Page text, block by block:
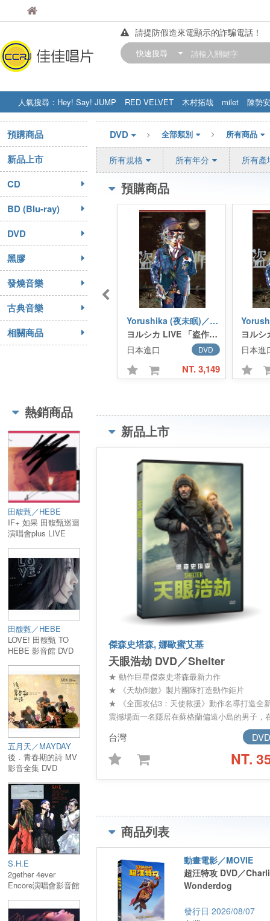
佳佳唱片
請提防假造來電顯示的詐騙電話！
【中華門市營業時間調整公告】
快速搜尋
人氣搜尋： Hey! Say! JUMP RED VELVET 木村拓哉 milet
陳勢安
STRAY KIDS
盧廣仲 周杰伦
預購商品
新品上市
CD
BD (Blu-ray)
DVD
黑膠
發燒音樂
古典音樂
相關商品
熱銷商品
田馥甄／HEBE
IF+ 如果 田馥甄巡迴
演唱會plus LIVE
田馥甄／HEBE
LOVE! 田馥甄 TO
HEBE 影音館 DVD
五月天／MAYDAY
後．青春期的詩 MV
影音全集 DVD
S.H.E
2gether 4ever
Encore演唱會影音館
DVD 全部類別 所有商品
所有規格 所有年分 所有產
預購商品
Yorushika (夜未眠)／ヨルシカ
ヨルシカ LIVE 「盗作」【初回限定盤】(3DVD)
DVD
日本進口
NT. 3,149
日本進
新品上市
傑森史塔森, 娜歐蜜艾基
天眼浩劫 DVD／Shelter
★ 動作巨星傑森史塔森最新力作
★ 《天劫倒數》製片團隊打造動作鉅片
★ 《全面攻佔3：天使救援》動作名導打造全
震撼場面一名隱居在蘇格蘭偏遠小島的男子，
拯救一名落海的女子之後，引發了一連串危險
事件，最終導致他的住處遭到襲擊，並迫使他
對自己的過往。
導演：《全面攻佔3：天使救援》雷克羅曼沃
《重裝制裁》傑森史塔森 Jason Statham
《米奇17號》娜歐蜜艾基 Naomi Ackie
《1917》丹尼爾梅斯 Daniel Mays
《真愛每一天》比爾奈伊 Bill Nighy
發音：英語
字幕：繁體中文
螢幕：16:9
DVD
台灣
NT.
商品列表
動畫電影／MOVIE
超汪特攻 DVD／
Wonderdog
2026/08/07